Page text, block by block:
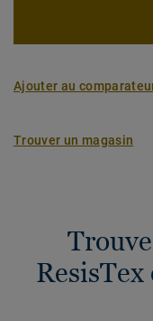
Ajouter au
Trouver un magasin